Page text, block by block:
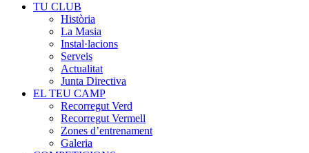
TU CLUB
Història
La Masia
Instal·lacions
Serveis
Actualitat
Junta Directiva
EL TEU CAMP
Recorregut Verd
Recorregut Vermell
Zones d’entrenament
Galeria